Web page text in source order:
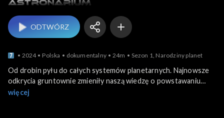
ODTWÓRZ
2024 Polska dokumentalny 24m Sezon 1, Narodziny planet
Od drobin pyłu do całych systemów planetarnych. Najnowsze
odkrycia gruntownie zmieniły naszą wiedzę o powstawaniu
planet. Astronomowie usiłują lepiej zrozumieć proces ich
więcej